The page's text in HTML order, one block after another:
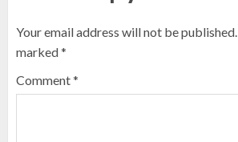
Your email address will not be published.
marked*
Comment*